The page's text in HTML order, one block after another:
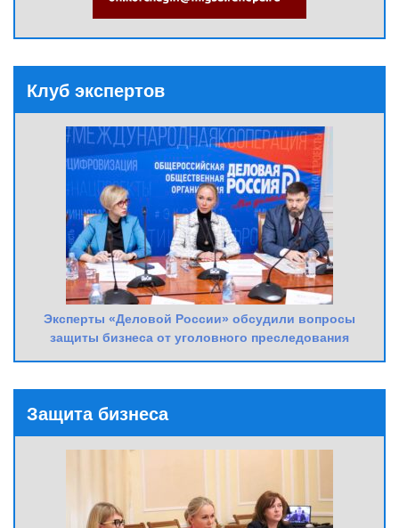
Клуб экспертов
Эксперты «Деловой России» обсудили вопросы
защиты бизнеса от уголовного преследования
Защита бизнеса